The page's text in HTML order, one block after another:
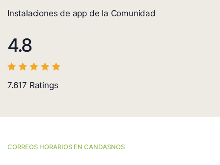
Instalaciones de app de la Comunidad
4.8
7.617 Ratings
CORREOS HORARIOS EN CANDASNOS